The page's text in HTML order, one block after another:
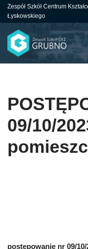
do
treści
Zespół Szkół Centrum
Łyskowskiego
09/10/
postępowanie nr 09/